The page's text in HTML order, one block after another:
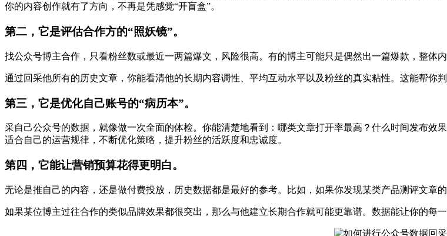
你的内容创作就有了方向，不再是凭感觉“开盲盒”。
第二，它是评估合作方的“照妖镜”。
找公众号博主合作，只看粉丝数或最近一两篇爆文，风险很高。有的博主可能只是偶然出一篇爆款，整体内
通过回采他所有的历史文章，你能看清他的长期内容调性、平均互动水平以及粉丝的真实粘性。这能帮你
第三，它是优化自己账号的“病历本”。
采自己公众号的数据，就像做一次全面的体检。你能清楚地看到：哪类文章打开率最高？什么时间发布
适合自己的运营规律，不断优化策略，提升粉丝的活跃度和忠诚度。
第四，它能让营销预算花得更明白。
无论是推自己的内容，还是做付费投放，历史数据都是最好的参考。比如，如果你发现某类产品测评文章
如果某位博主过往合作的类似品牌效果都很突出，那么与他建立长期合作就可能更靠谱。数据能让你的每